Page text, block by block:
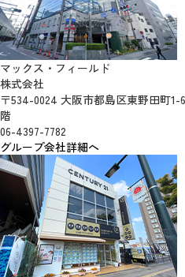
マックス・フィールド
株式会社
〒534-0024 大阪市都島区東野田町1-
階
06-4397-7782
グループ会社詳細へ